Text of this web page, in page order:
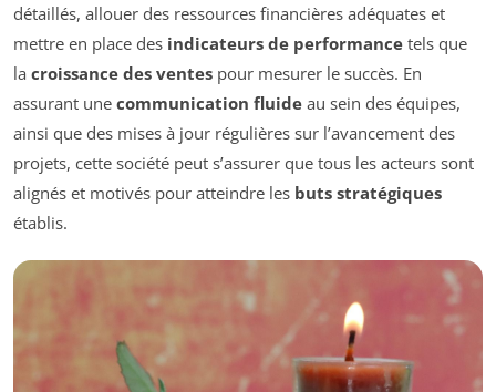
détaillés, allouer des ressources financières adéquates et
mettre en place des indicateurs de performance tels que
la croissance des ventes pour mesurer le succès. En
assurant une communication fluide au sein des équipes,
ainsi que des mises à jour régulières sur l’avancement des
projets, cette société peut s’assurer que tous les acteurs sont
alignés et motivés pour atteindre les buts stratégiques
établis.